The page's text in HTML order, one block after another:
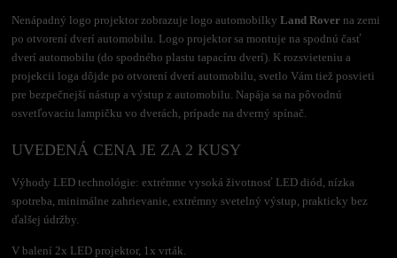
Nenápadný logo projektor zobrazuje logo automobilkyLand Rover na zemi
po otvorení dverí automobilu. Logo projektor sa montuje na spodnú časť
dverí automobilu (do spodného plastu tapacíru dverí). K rozsvieteniu a
projekcii loga dôjde po otvorení dverí automobilu, svetlo Vám tiež posvieti
pre bezpečnejší nástup a výstup z automobilu. Napája sa na pôvodnú
osvetľovaciu lampičku vo dverách, prípade na dverný spínač.
UVEDENÁ CENA JE ZA 2 KUSY
Výhody LED technológie: extrémne vysoká životnosť LED diód, nízka
spotreba, minimálne zahrievanie, extrémny svetelný výstup, prakticky bez
ďalšej údržby.
V balení 2x LED projektor, 1x vrták.